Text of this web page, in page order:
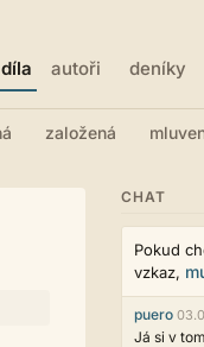
díla autoři deníky
založená
CHAT
Pokud
vzkaz,
puero
Já si v